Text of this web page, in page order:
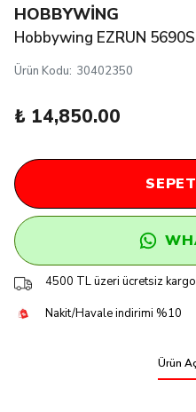
HOBBYWİNG
Hobbywing EZRUN
Ürün Kodu: 30402350
₺ 14,850.00
4500 TL üzeri ücretsiz kargo
Nakit/Havale indirimi %10
Ürün